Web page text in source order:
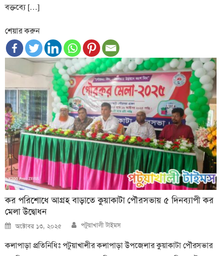
বক্তব্যে […]
শেয়ার করুন
কর পরিশোধে আগ্রহ বাড়াতে কুয়াকাটা পৌরসভায় ৫ দিনব্যাপী কর
মেলা উদ্বোধন
Posted
on
অক্টোবর ১৩, ২০২৫ Author
পটুয়াখালী টাইমস
কলাপাড়া প্রতিনিধিঃ পটুয়াখালীর কলাপাড়া উপজেলার কুয়াকাটা পৌরসভার